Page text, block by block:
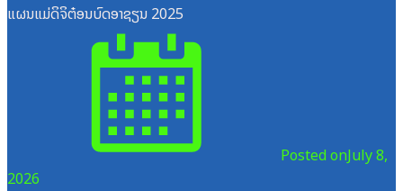
ແຜນແມ່ດິຈິຕ໋ອນບົດອາຊຽນ 2025
Posted onJuly 8,
2026